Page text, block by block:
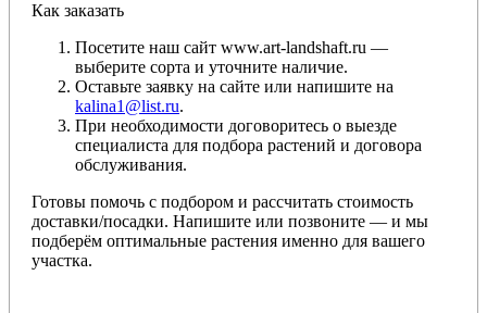
Как заказать
Посетите наш сайт www.art-landshaft.ru —
выберите сорта и уточните наличие.
Оставьте заявку на сайте или напишите на
kalina1@list.ru.
При необходимости договоритесь о выезде
специалиста для подбора растений и договора
обслуживания.
Готовы помочь с подбором и рассчитать стоимость
доставки/посадки. Напишите или позвоните — и мы
подберём оптимальные растения именно для вашего
участка.